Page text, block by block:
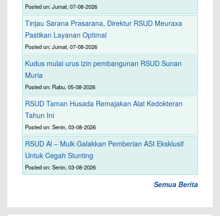
Posted on: Jumat, 07-08-2026
Tinjau Sarana Prasarana, Direktur RSUD Meuraxa
Pastikan Layanan Optimal
Posted on: Jumat, 07-08-2026
Kudus mulai urus izin pembangunan RSUD Sunan
Muria
Posted on: Rabu, 05-08-2026
RSUD Taman Husada Remajakan Alat Kedokteran
Tahun Ini
Posted on: Senin, 03-08-2026
RSUD Al – Mulk Galakkan Pemberian ASI Eksklusif
Untuk Cegah Stunting
Posted on: Senin, 03-08-2026
Semua Berita